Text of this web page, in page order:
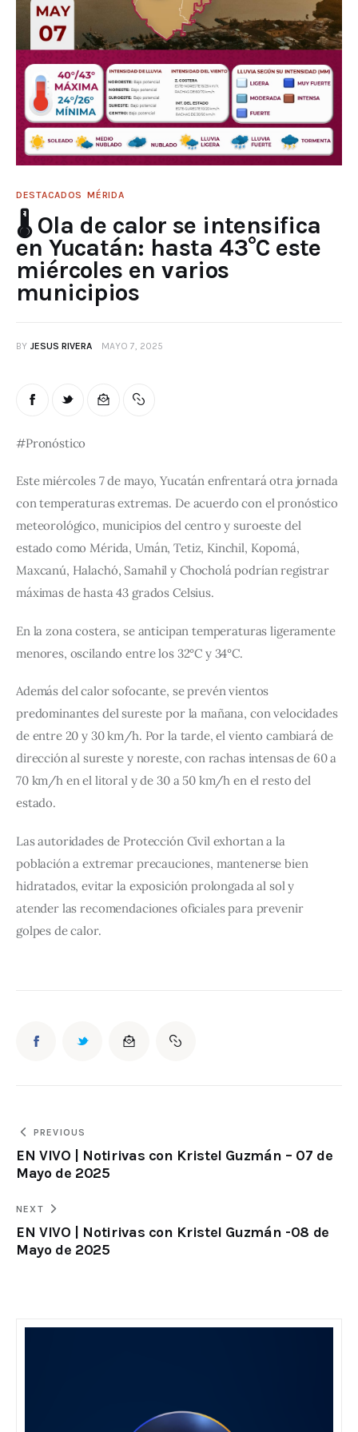
DESTACADOS MÉRIDA
🌡️ Ola de calor se intensifica
en Yucatán: hasta 43°C este
miércoles en varios
municipios
BY JESUS RIVERA MAYO 7, 2025
#Pronóstico
Este miércoles 7 de mayo, Yucatán enfrentará otra jornada
con temperaturas extremas. De acuerdo con el pronóstico
meteorológico, municipios del centro y suroeste del
estado como Mérida, Umán, Tetiz, Kinchil, Kopomá,
Maxcanú, Halachó, Samahil y Chocholá podrían registrar
máximas de hasta 43 grados Celsius.
En la zona costera, se anticipan temperaturas ligeramente
menores, oscilando entre los 32°C y 34°C.
Además del calor sofocante, se prevén vientos
predominantes del sureste por la mañana, con velocidades
de entre 20 y 30 km/h. Por la tarde, el viento cambiará de
dirección al sureste y noreste, con rachas intensas de 60 a
70 km/h en el litoral y de 30 a 50 km/h en el resto del
estado.
Las autoridades de Protección Civil exhortan a la
población a extremar precauciones, mantenerse bien
hidratados, evitar la exposición prolongada al sol y
atender las recomendaciones oficiales para prevenir
golpes de calor.
PREVIOUS
EN VIVO | Notirivas con Kristel Guzmán – 07 de
Mayo de 2025
NEXT
EN VIVO | Notirivas con Kristel Guzmán -08 de
Mayo de 2025